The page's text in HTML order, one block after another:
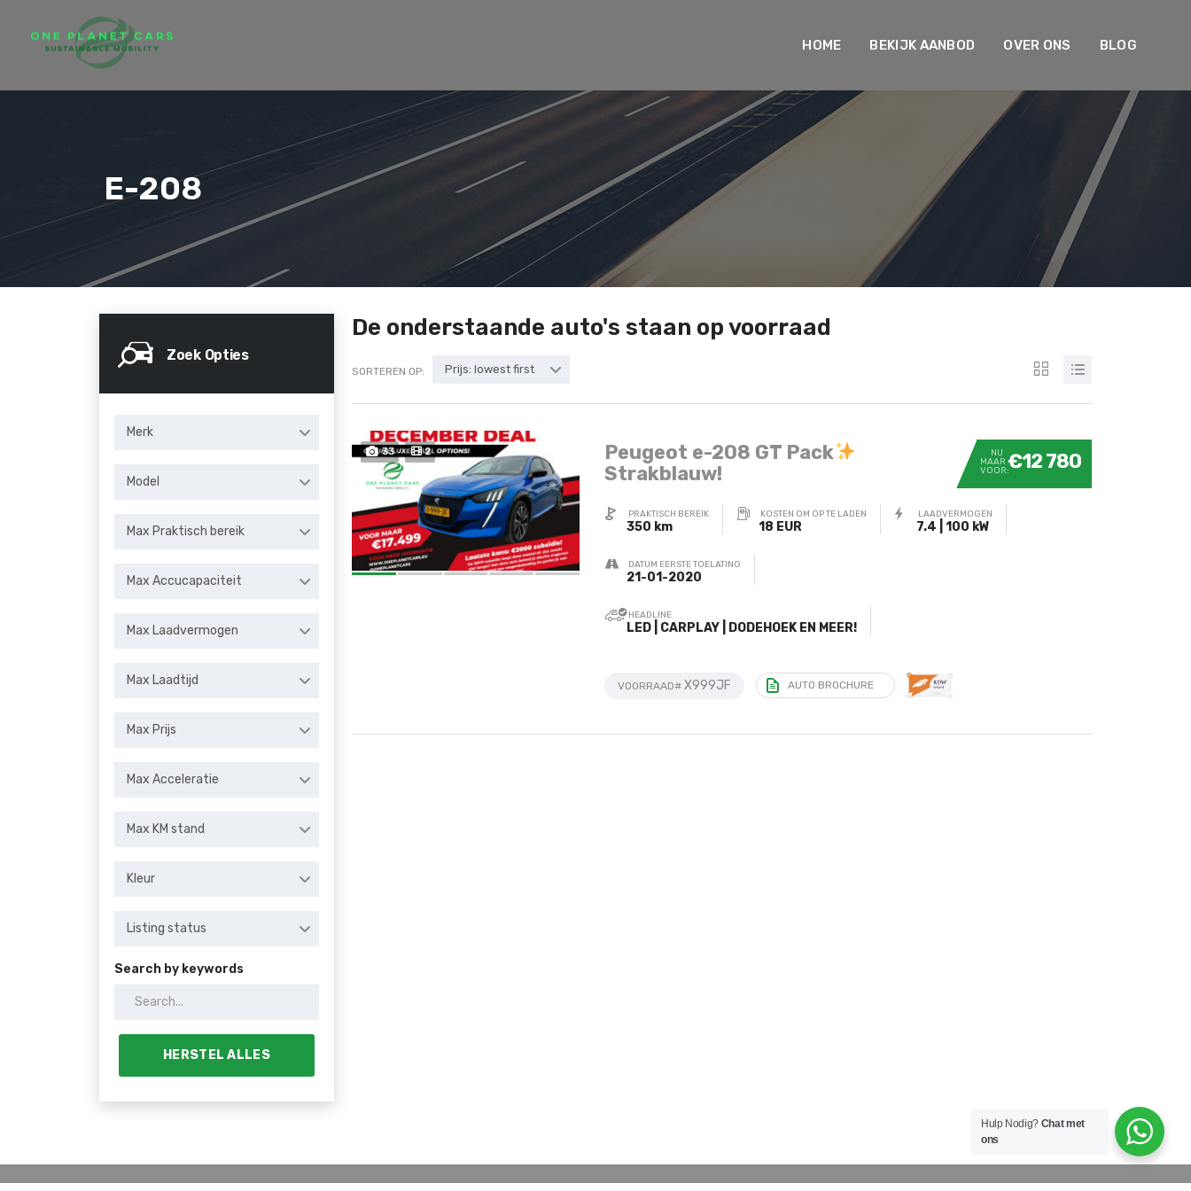
HOME BEKIJK AANBOD OVER ONS BLOG
E-208
Zoek Opties
Merk
Model
Max Praktisch bereik
Max Accucapaciteit
Max Laadvermogen
Max Laadtijd
Max Prijs
Max Acceleratie
Max KM stand
Kleur
Listing status
Search by keywords
HERSTEL ALLES
De onderstaande auto's staan op voorraad
SORTEREN OP: Prijs: lowest first
33 2
NU
MAAR
VOOR:€12 780
Peugeot e-208 GT Pack
Strakblauw!
PRAKTISCH BEREIK
350 km
KOSTEN OM OP TE LADEN
18 EUR
LAADVERMOGEN
7.4 | 100 kW
DATUM EERSTE TOELATING
21-01-2020
HEADLINE
LED | CARPLAY | DODEHOEK EN MEER!
VOORRAAD# X999JF AUTO BROCHURE
Hulp Nodig? Chat met
ons